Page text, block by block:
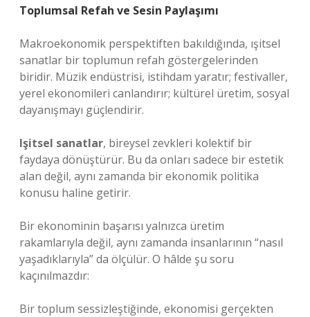
Toplumsal Refah ve Sesin Paylaşımı
Makroekonomik perspektiften bakıldığında, ışitsel
sanatlar bir toplumun refah göstergelerinden
biridir. Müzik endüstrisi, istihdam yaratır; festivaller,
yerel ekonomileri canlandırır; kültürel üretim, sosyal
dayanışmayı güçlendirir.
Işitsel sanatlar, bireysel zevkleri kolektif bir
faydaya dönüştürür. Bu da onları sadece bir estetik
alan değil, aynı zamanda bir ekonomik politika
konusu haline getirir.
Bir ekonominin başarısı yalnızca üretim
rakamlarıyla değil, aynı zamanda insanlarının “nasıl
yaşadıklarıyla” da ölçülür. O hâlde şu soru
kaçınılmazdır:
Bir toplum sessizleştiğinde, ekonomisi gerçekten